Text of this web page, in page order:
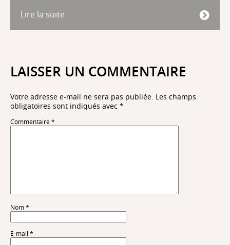
Lire la suite
LAISSER UN COMMENTAIRE
Votre adresse e-mail ne sera pas publiée. Les champs
obligatoires sont indiqués avec *
Commentaire *
Nom *
E-mail *